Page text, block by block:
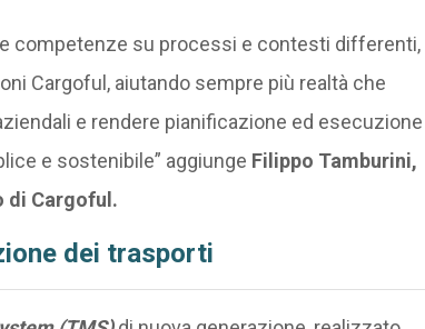
competenze su processi e contesti differenti,
Cargoful, aiutando sempre più realtà che
e rendere pianificazione ed esecuzione
e sostenibile” aggiunge Filippo Tamburini,
di Cargoful.
dei trasporti